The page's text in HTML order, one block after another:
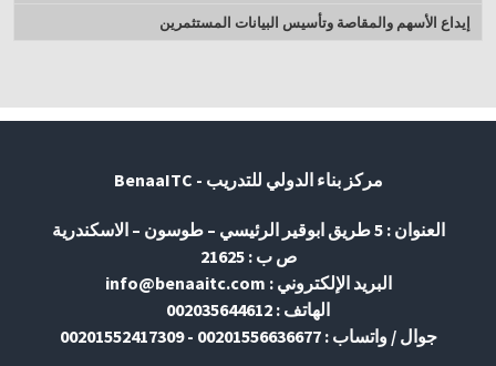
إيداع الأسهم والمقاصة وتأسيس البيانات المستثمرين
مركز بناء الدولي للتدريب - BenaaITC
العنوان : 5 طريق ابوقير الرئيسي – طوسون – الاسكندرية
ص ب : 21625
البريد الإلكتروني : info@benaaitc.com
الهاتف : 002035644612
جوال / واتساب : 00201556636677 - 00201552417309